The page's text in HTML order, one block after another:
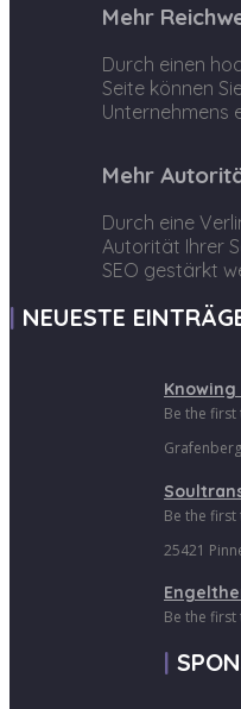
Mehr
Durch einen
Seite können
Unternehmens
Mehr
Durch eine
Autorität Ihrer
SEO gestärkt
NEUESTE
Knowing
Be the first
Be the first
25421
Be the first